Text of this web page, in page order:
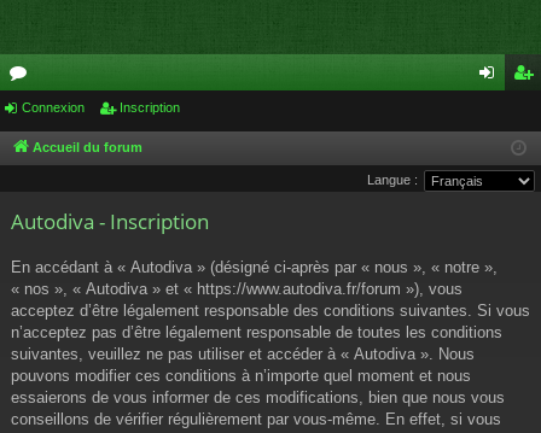
or
u
s
cri
pti
Connexion Inscription
Accueil du forum
Langue :
Autodiva - Inscription
En accédant à « Autodiva » (désigné ci-après par « nous », « notre »,
« nos », « Autodiva » et « https://www.autodiva.fr/forum »), vous
acceptez d’être légalement responsable des conditions suivantes. Si vous
n’acceptez pas d’être légalement responsable de toutes les conditions
suivantes, veuillez ne pas utiliser et accéder à « Autodiva ». Nous
pouvons modifier ces conditions à n’importe quel moment et nous
essaierons de vous informer de ces modifications, bien que nous vous
conseillons de vérifier régulièrement par vous-même. En effet, si vous